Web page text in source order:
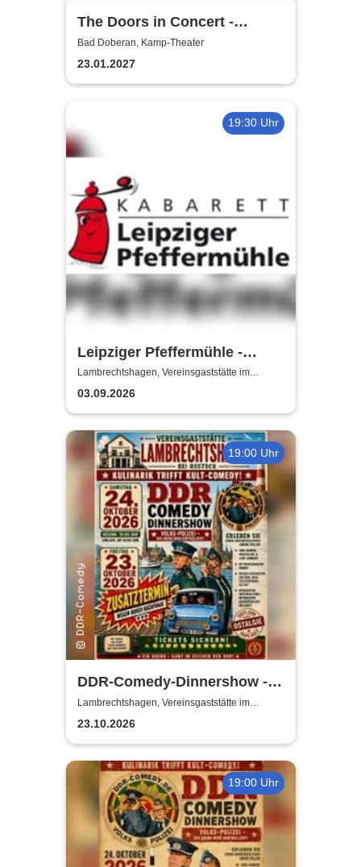
The Doors in Concert -
Authentic Tribute Band
Bad Doberan, Kamp-Theater
23.01.2027
19:30 Uhr
Leipziger Pfeffermühle -
Satire mit Biss
Lambrechtshagen, Vereinsgaststätte im
Gemeindezentrum Lambrechtshagen
03.09.2026
19:00 Uhr
DDR-Comedy-Dinnershow -
ZUSATZSHOW
Lambrechtshagen, Vereinsgaststätte im
Gemeindezentrum Lambrechtshagen
23.10.2026
19:00 Uhr